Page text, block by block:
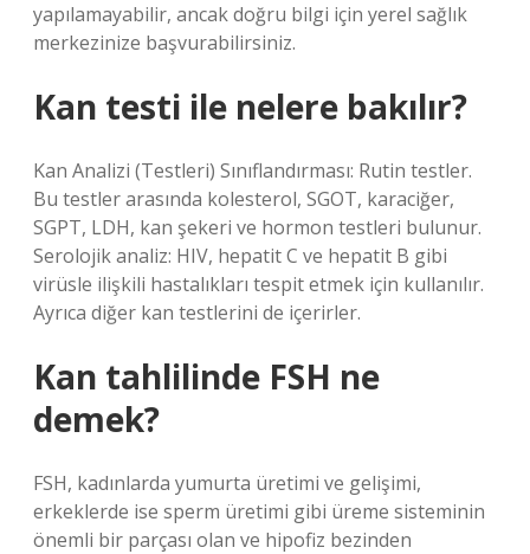
yapılamayabilir, ancak doğru bilgi için yerel sağlık
merkezinize başvurabilirsiniz.
Kan testi ile nelere bakılır?
Kan Analizi (Testleri) Sınıflandırması: Rutin testler.
Bu testler arasında kolesterol, SGOT, karaciğer,
SGPT, LDH, kan şekeri ve hormon testleri bulunur.
Serolojik analiz: HIV, hepatit C ve hepatit B gibi
virüsle ilişkili hastalıkları tespit etmek için kullanılır.
Ayrıca diğer kan testlerini de içerirler.
Kan tahlilinde FSH ne
demek?
FSH, kadınlarda yumurta üretimi ve gelişimi,
erkeklerde ise sperm üretimi gibi üreme sisteminin
önemli bir parçası olan ve hipofiz bezinden